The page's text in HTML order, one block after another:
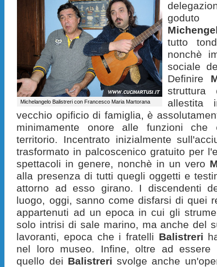
Michelangelo Balistreri con Francesco Maria Martorana
tutto
nonchè
sociale
Definire
allestita
vecchio opificio di famiglia, è
minimamente onore alle funzioni
territorio. Incentrato inizialmente
trasformato in palcoscenico gratuito per
spettacoli in genere, nonchè in un vero
alla presenza di tutti quegli oggetti e
attorno ad esso girano. I discendenti
luogo, oggi, sanno come disfarsi di quei
appartenuti ad un epoca in cui gli
solo intrisi di sale marino, ma anche del
lavoranti, epoca che i fratelli Balistreri
nel loro museo. Infine, oltre ad essere
quello dei Balistreri svolge anche